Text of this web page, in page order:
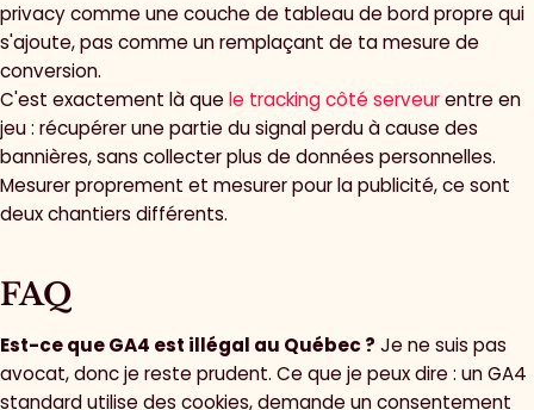
privacy comme une couche de tableau de bord propre qui
s'ajoute, pas comme un remplaçant de ta mesure de
conversion.
C'est exactement là que le tracking côté serveurentre en
jeu : récupérer une partie du signal perdu à cause des
bannières, sans collecter plus de données personnelles.
Mesurer proprement et mesurer pour la publicité, ce sont
deux chantiers différents.
FAQ
Est-ce que GA4 est illégal au Québec ? Je ne suis pas
avocat, donc je reste prudent. Ce que je peux dire : un GA4
standard utilise des cookies, demande un consentement